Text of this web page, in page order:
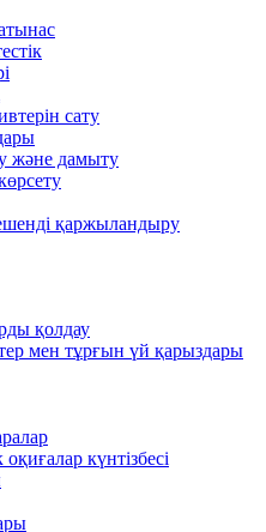
сату
және дамыту
қаржыландыру
қолдау
мен тұрғын үй қарыздары
күнтізбесі